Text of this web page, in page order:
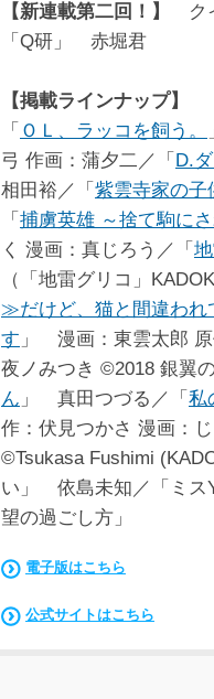
【新連載第二回！】
ク
「Q研」 赤堀君
【掲載ラインナップ】
「 ＯＬ、ラッコを飼う。
弓 作画：蒲夕二／「 D.
相田裕／「 紫雲寺家の子
「 捕虜英雄 ～捨て駒に
く 漫画：真じろう／「
（「地雷グリコ」
≫だけど、猫と間違われ
す 」 漫画：東雲太郎 原
夜ノみつき ©2018 銀翼
ん 」 真田つづる／「 私
作：伏見つかさ 漫画：
©Tsukasa Fushimi
い」 依島未知／「ミス
望の過ごし方」
電子版はこちら
公式サイトはこちら